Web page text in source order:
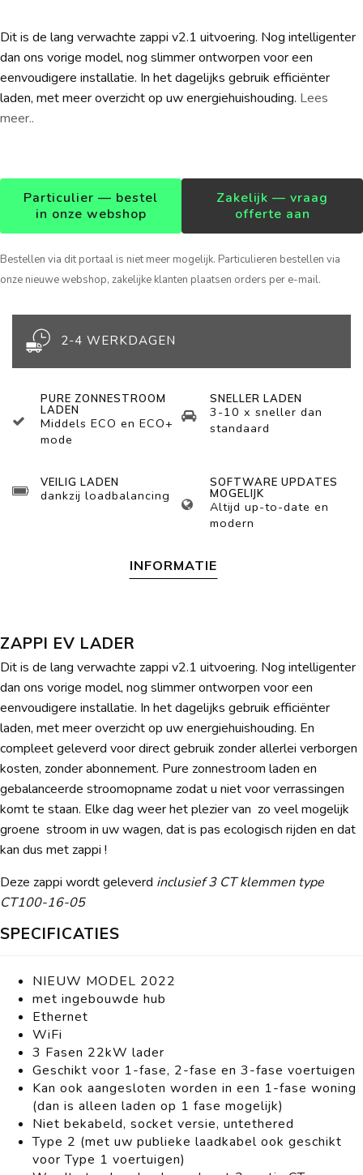
Dit is de lang verwachte zappi v2.1 uitvoering. Nog intelligenter
dan ons vorige model, nog slimmer ontworpen voor een
eenvoudigere installatie. In het dagelijks gebruik efficiënter
laden, met meer overzicht op uw energiehuishouding. Lees
meer..
Particulier — bestel
in onze webshop
Zakelijk — vraag
offerte aan
Bestellen via dit portaal is niet meer mogelijk. Particulieren bestellen via
onze nieuwe webshop, zakelijke klanten plaatsen orders per e-mail.
2-4 WERKDAGEN
PURE ZONNESTROOM
LADEN
Middels ECO en ECO+
mode
SNELLER LADEN
3-10 x sneller dan
standaard
VEILIG LADEN
dankzij loadbalancing
SOFTWARE UPDATES
MOGELIJK
Altijd up-to-date en
modern
INFORMATIE
ZAPPI EV LADER
Dit is de lang verwachte zappi v2.1 uitvoering. Nog intelligenter
dan ons vorige model, nog slimmer ontworpen voor een
eenvoudigere installatie. In het dagelijks gebruik efficiënter
laden, met meer overzicht op uw energiehuishouding. En
compleet geleverd voor direct gebruik zonder allerlei verborgen
kosten, zonder abonnement. Pure zonnestroom laden en
gebalanceerde stroomopname zodat u niet voor verrassingen
komt te staan. Elke dag weer het plezier van zo veel mogelijk
groene stroom in uw wagen, dat is pas ecologisch rijden en dat
kan dus met zappi !
Deze zappi wordt geleverd inclusief 3 CT klemmen type
CT100-16-05
SPECIFICATIES
NIEUW MODEL 2022
met ingebouwde hub
Ethernet
WiFi
3 Fasen 22kW lader
Geschikt voor 1-fase, 2-fase en 3-fase voertuigen
Kan ook aangesloten worden in een 1-fase woning
(dan is alleen laden op 1 fase mogelijk)
Niet bekabeld, socket versie, untethered
Type 2 (met uw publieke laadkabel ook geschikt
voor Type 1 voertuigen)